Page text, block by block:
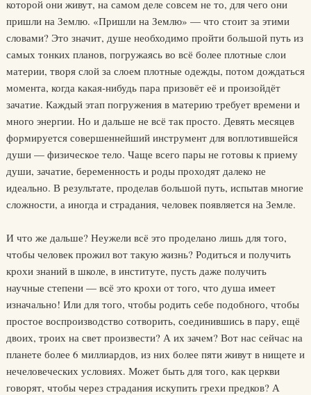
которой они живут, на самом деле совсем не то, для чего они
пришли на Землю. «Пришли на Землю» — что стоит за этими
словами? Это значит, душе необходимо пройти большой путь из
самых тонких планов, погружаясь во всё более плотные слои
материи, творя слой за слоем плотные одежды, потом дождаться
момента, когда какая-нибудь пара призовёт её и произойдёт
зачатие. Каждый этап погружения в материю требует времени и
много энергии. Но и дальше не всё так просто. Девять месяцев
формируется совершеннейший инструмент для воплотившейся
души — физическое тело. Чаще всего пары не готовы к приему
души, зачатие, беременность и роды проходят далеко не
идеально. В результате, проделав большой путь, испытав многие
сложности, а иногда и страдания, человек появляется на Земле.
И что же дальше? Неужели всё это проделано лишь для того,
чтобы человек прожил вот такую жизнь? Родиться и получить
крохи знаний в школе, в институте, пусть даже получить
научные степени — всё это крохи от того, что душа имеет
изначально! Или для того, чтобы родить себе подобного, чтобы
простое воспроизводство сотворить, соединившись в пару, ещё
двоих, троих на свет произвести? А их зачем? Вот нас сейчас на
планете более 6 миллиардов, из них более пяти живут в нищете и
нечеловеческих условиях. Может быть для того, как церкви
говорят, чтобы через страдания искупить грехи предков? А